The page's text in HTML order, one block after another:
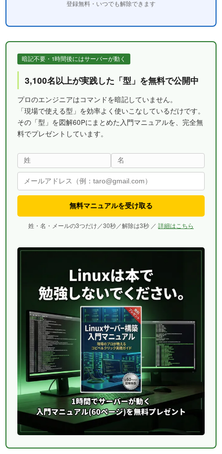
登録無料・いつでも解除できます
暗記不要・1時間後にはサーバーが動く
3,100名以上が実践した「型」を無料で公開中
プロのエンジニアはコマンドを暗記していません。
「現場で使える型」を効率よく使いこなしているだけです。
その「型」を図解60Pにまとめた入門マニュアルを、完全無
料でプレゼントしています。
無料マニュアルを受け取る
姓・名・メールの3つだけ／30秒／解除は3秒 ／ 詳細はこちら